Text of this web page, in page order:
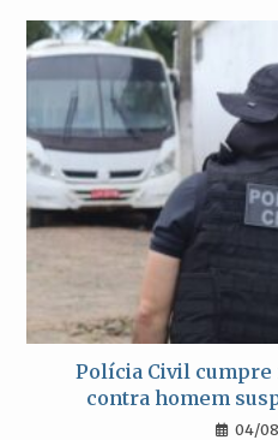
Polícia Civil cumpre
contra homem
04/